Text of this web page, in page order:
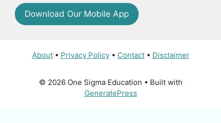
Download Our Mobile App
About• Privacy Policy• Contact• Disclaimer
© 2026 One Sigma Education • Built with
GeneratePress